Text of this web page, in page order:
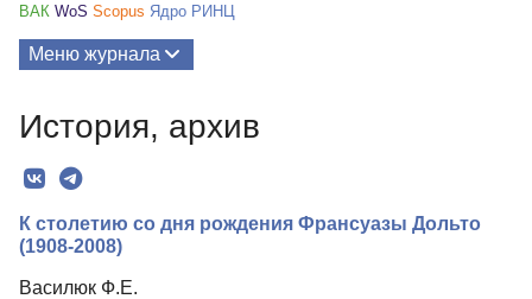
ВАК WoS Scopus Ядро РИНЦ
Меню журнала
О Журнале
Миссия
Редколлегия
История, архив
К столетию со дня рождения Франсуазы Дольто
(1908-2008)
Василюк Ф.Е.